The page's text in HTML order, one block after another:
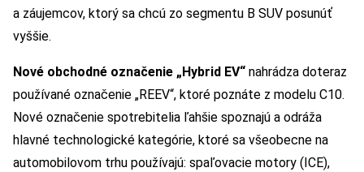
a záujemcov, ktorý sa chcú zo segmentu B SUV posunúť
vyššie.
Nové obchodné označenie „Hybrid EV“ nahrádza doteraz
používané označenie „REEV“, ktoré poznáte z modelu C10.
Nové označenie spotrebitelia ľahšie spoznajú a odráža
hlavné technologické kategórie, ktoré sa všeobecne na
automobilovom trhu používajú: spaľovacie motory (ICE),